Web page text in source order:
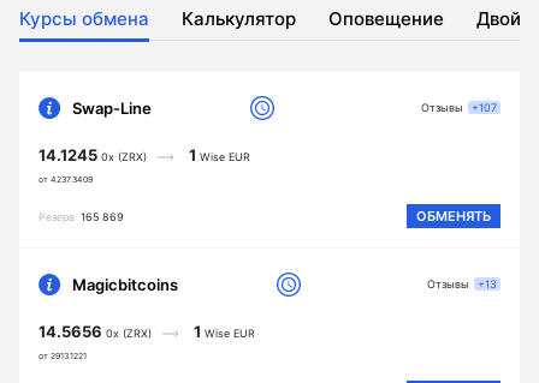
Курсы обмена Калькулятор Оповещение
Swap-Line
14.1245 0x (ZRX)
от 4237.3409
1 Wise EUR
Резерв 165 869 ОБМЕНЯТЬ
Отзывы +107
Magicbitcoins
14.5656 0x (ZRX)
от 2913.1221
1 Wise EUR
Отзывы +13